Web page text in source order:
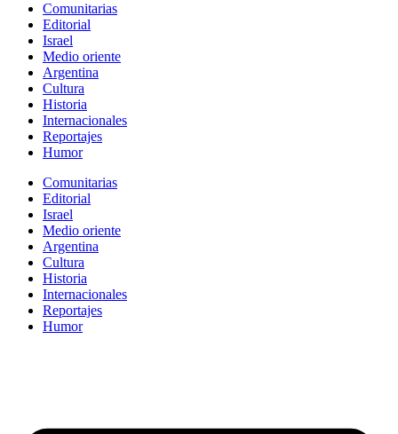
Comunitarias
Editorial
Israel
Medio oriente
Argentina
Cultura
Historia
Internacionales
Reportajes
Humor
Comunitarias
Editorial
Israel
Medio oriente
Argentina
Cultura
Historia
Internacionales
Reportajes
Humor